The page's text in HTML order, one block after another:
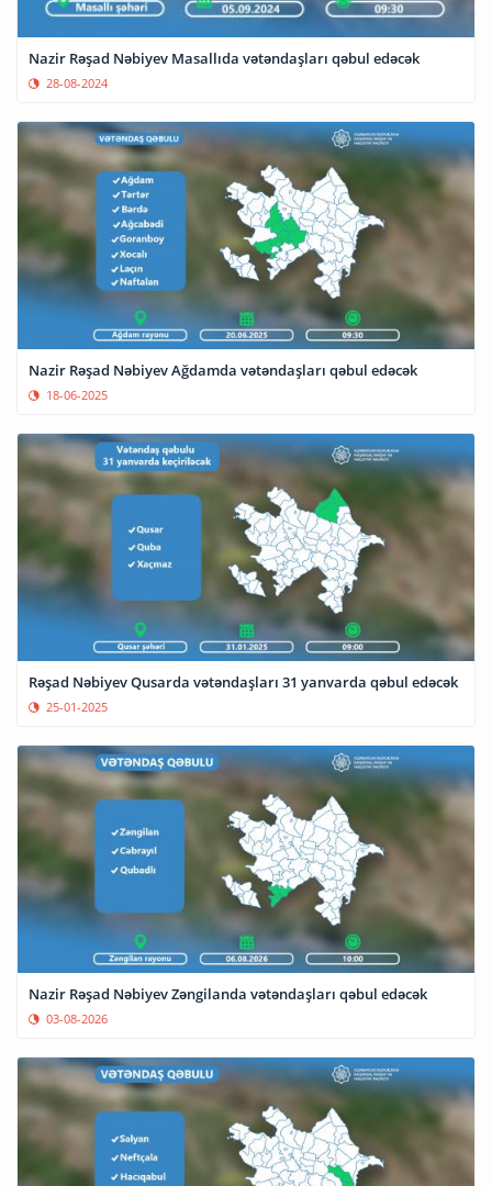
Nazir Rəşad Nəbiyev Masallıda vətəndaşları qəbul edəcək
28-08-2024
Nazir Rəşad Nəbiyev Ağdamda vətəndaşları qəbul edəcək
18-06-2025
Rəşad Nəbiyev Qusarda vətəndaşları 31 yanvarda qəbul edəcək
25-01-2025
Nazir Rəşad Nəbiyev Zəngilanda vətəndaşları qəbul edəcək
03-08-2026